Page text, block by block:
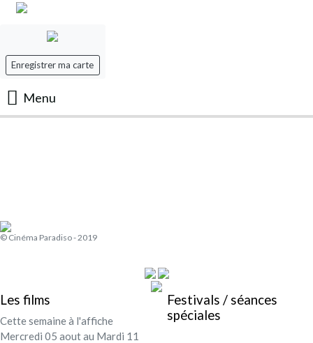
Enregistrer ma carte
Menu
Festival - soirée
© Cinéma Paradiso - 2019
Les films
Cette semaine à l'affiche
Mercredi 05 aout au Mardi 11
Festivals / séances
spéciales